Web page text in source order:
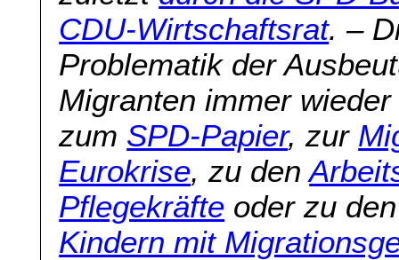
CDU-Wirtschaftsrat. –
Problematik der
Migranten immer
zum SPD-Papier, zur
Eurokrise, zu den
Pflegekräfte oder zu
Kindern mit